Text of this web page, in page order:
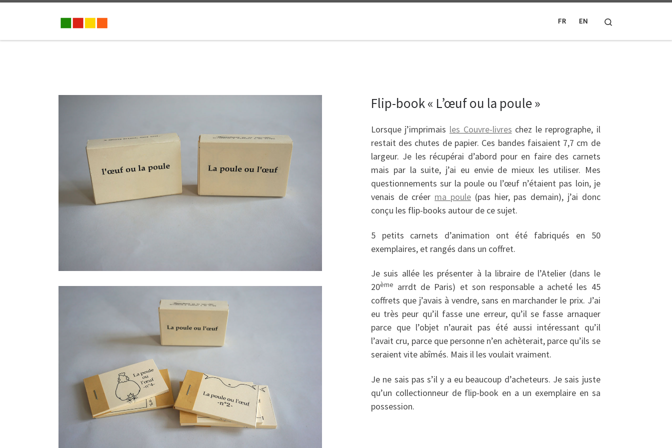
FR EN
Flip-book « L’œuf ou la poule »
Lorsque j’imprimais les Couvre-livres chez le reprographe, il
restait des chutes de papier. Ces bandes faisaient 7,7 cm de
largeur. Je les récupérai d’abord pour en faire des carnets
mais par la suite, j’ai eu envie de mieux les utiliser. Mes
questionnements sur la poule ou l’œuf n’étaient pas loin, je
venais de créer ma poule (pas hier, pas demain), j’ai donc
conçu les flip-books autour de ce sujet.
5 petits carnets d’animation ont été fabriqués en 50
exemplaires, et rangés dans un coffret.
Je suis allée les présenter à la libraire de l’Atelier (dans le
20ème arrdt de Paris) et son responsable a acheté les 45
coffrets que j’avais à vendre, sans en marchander le prix. J’ai
eu très peur qu’il fasse une erreur, qu’il se fasse arnaquer
parce que l’objet n’aurait pas été aussi intéressant qu’il
l’avait cru, parce que personne n’en achèterait, parce qu’ils se
seraient vite abîmés. Mais il les voulait vraiment.
Je ne sais pas s’il y a eu beaucoup d’acheteurs. Je sais juste
qu’un collectionneur de flip-book en a un exemplaire en sa
possession.